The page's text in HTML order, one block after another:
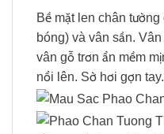
Bề mặt len chân
bóng) và vân sần.
vân gỗ trơn ẩn mềm
nổi lên. Sờ hơi gợn tay.